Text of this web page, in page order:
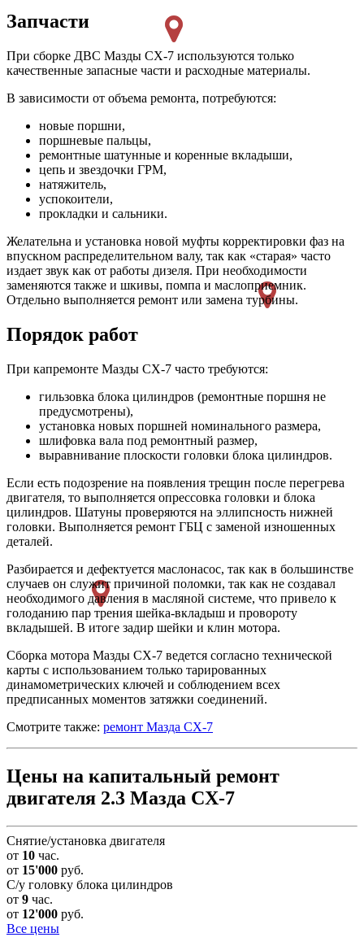
Запчасти
При сборке ДВС Мазды СХ-7 используются только
качественные запасные части и расходные материалы.
В зависимости от объема ремонта, потребуются:
новые поршни,
поршневые пальцы,
ремонтные шатунные и коренные вкладыши,
цепь и звездочки ГРМ,
натяжитель,
успокоители,
прокладки и сальники.
Желательна и установка новой муфты корректировки фаз на
впускном распределительном валу, так как «старая» часто
издает звук как от работы дизеля. При необходимости
заменяются также и шкивы, помпа и маслоприемник.
Отдельно выполняется ремонт или замена турбины.
Порядок работ
При капремонте Мазды СХ-7 часто требуются:
гильзовка блока цилиндров (ремонтные поршня не
предусмотрены),
установка новых поршней номинального размера,
шлифовка вала под ремонтный размер,
выравнивание плоскости головки блока цилиндров.
Если есть подозрение на появления трещин после перегрева
двигателя, то выполняется опрессовка головки и блока
цилиндров. Шатуны проверяются на эллипсность нижней
головки. Выполняется ремонт ГБЦ с заменой изношенных
деталей.
Разбирается и дефектуется маслонасос, так как в большинстве
случаев он служит причиной поломки, так как не создавал
необходимого давления в масляной системе, что привело к
голоданию пар трения шейка-вкладыш и провороту
вкладышей. В итоге задир шейки и клин мотора.
Сборка мотора Мазды СХ-7 ведется согласно технической
карты с использованием только тарированных
динамометрических ключей и соблюдением всех
предписанных моментов затяжки соединений.
Смотрите также: ремонт Мазда СХ-7
Цены на капитальный ремонт
двигателя 2.3 Мазда CX-7
Снятие/установка двигателя
от 10 час.
от 15'000 руб.
С/у головку блока цилиндров
от 9 час.
от 12'000 руб.
Все цены